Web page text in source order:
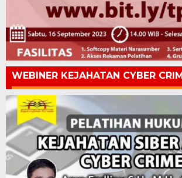
WEBINER KEJAHATAN CYBER